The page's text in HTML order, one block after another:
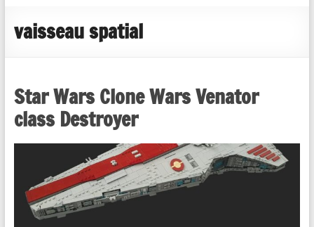
reviews
vaisseau spatial
Star Wars Clone Wars Venator
class Destroyer